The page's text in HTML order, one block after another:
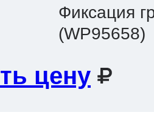
Фиксация
(WP95658)
цену